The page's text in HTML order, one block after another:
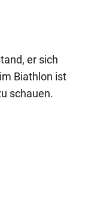
er sich
Biathlon ist
schauen.